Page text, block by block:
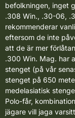
befolkningen, inget
.308 Win., .30-06,
rekommenderar
eftersom de inte
att de är mer
.300 Win. Mag. har
stenget (på vår
stenget på 650
medelasiatisk
Polo-får,
jägare vill jaga